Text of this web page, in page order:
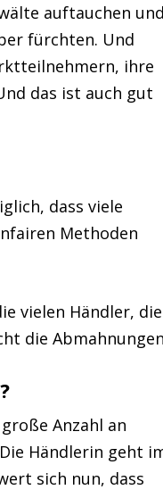
auftauchen
fürchten. Und
ihre
das ist auch gut
dass viele
Methoden
vielen Händler, die
die
Anzahl an
Händlerin geht
sich nun, dass